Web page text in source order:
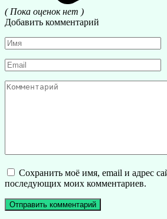
( Пока оценок нет )
Добавить комментарий
Имя
*
Email
*
Комментарий
Сохранить моё имя, email и адрес
последующих моих комментариев.